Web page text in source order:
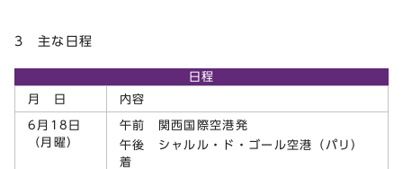
3 主な日程
日程
月 日
内容
6月18日
（月曜）
午前 関西国際空港発
午後 シャルル・ド・ゴール空港（パリ）
着